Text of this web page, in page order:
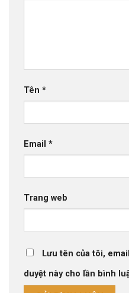
Tên *
Email *
Trang web
Lưu tên của tôi,
duyệt này cho lần bình